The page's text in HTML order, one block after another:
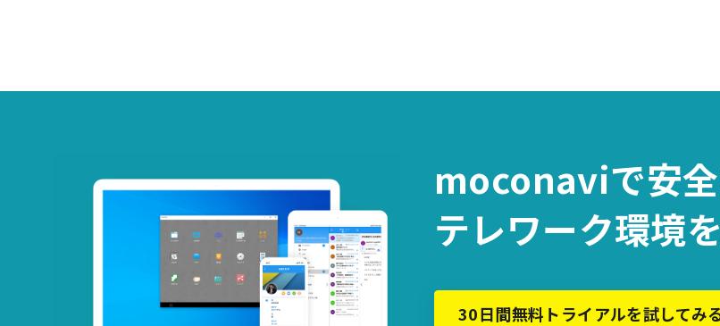
moconaviで安
テレワーク環境を
30日間無料トライアルを試してみ